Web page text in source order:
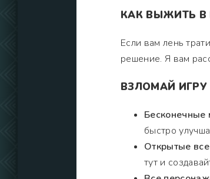
КАК ВЫЖИТЬ В
Если вам лень
решение. Я вам
ВЗЛОМАЙ ИГРУ
Бесконечные
быстро
Открытые
тут и